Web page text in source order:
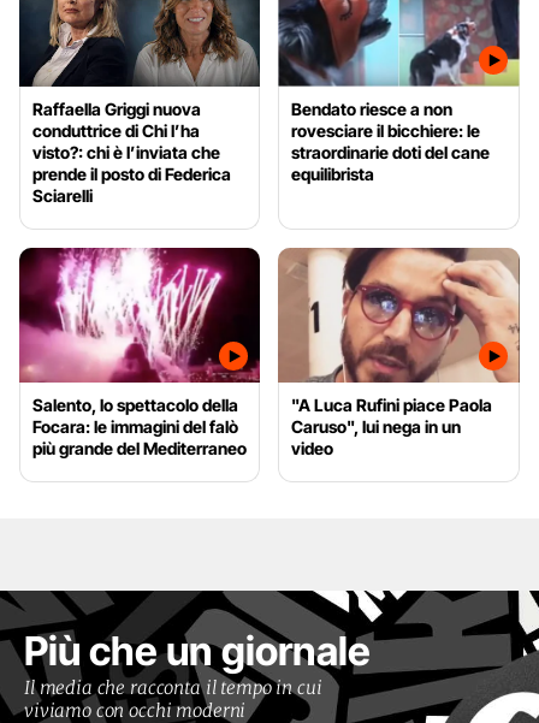
Raffaella Griggi nuova
conduttrice di Chi l’ha
visto?: chi è l’inviata che
prende il posto di Federica
Sciarelli
Bendato riesce a non
rovesciare il bicchiere: le
straordinarie doti del cane
equilibrista
Salento, lo spettacolo della
Focara: le immagini del falò
più grande del Mediterraneo
"A Luca Rufini piace Paola
Caruso", lui nega in un
video
Più che un giornale
Il media che racconta il tempo in cui
viviamo con occhi moderni